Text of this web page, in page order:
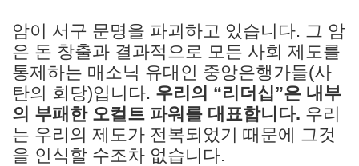
암이 서구 문명을 파괴하고 있습니다. 그 암
은 돈 창출과 결과적으로 모든 사회 제도를
통제하는 매소닉 유대인 중앙은행가들(사
탄의 회당)입니다. 우리의 “리더십”은 내부
의 부패한 오컬트 파워를 대표합니다. 우리
는 우리의 제도가 전복되었기 때문에 그것
을 인식할 수조차 없습니다.